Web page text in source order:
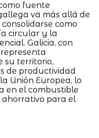
fuente
va más allá de
como
circular y la
Galicia, con
su territorio,
de productividad
Unión Europea, lo
en el combustible
ahorrativo para el